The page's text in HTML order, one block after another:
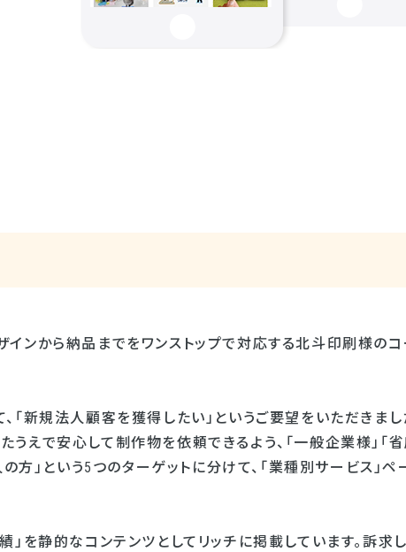
ンから納品までをワンストップで対応する北斗印刷様のコ
「新規法人顧客を獲得したい」というご要望をいただきまし
えで安心して制作物を依頼できるよう、「一般企業様」「
の方」という5つのターゲットに分けて、「業種別サービス」
」を静的なコンテンツとしてリッチに掲載しています。訴求